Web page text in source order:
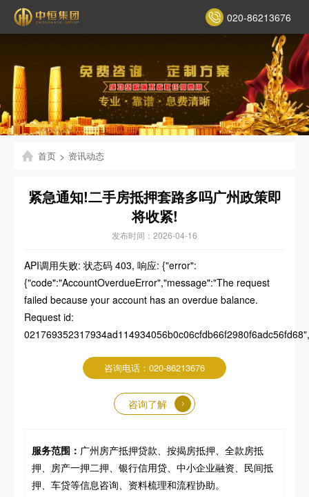
020-86213676
首页 > 资讯动态
紧急通知!二手房抵押套路多吗广州政策即
将收紧!
发布时间：2026-04-16
API调用失败: 状态码 403, 响应: {"error":
{"code":"AccountOverdueError","message":"The request
failed because your account has an overdue balance.
Request id:
咨询电话：020-86213676
咨询了解
服务范围： 广州房产抵押贷款、按揭房抵押、全款房抵
押、房产一押二押、银行信用贷、中小企业融资、民间抵
押、车贷等信息咨询、资料梳理和流程协助。